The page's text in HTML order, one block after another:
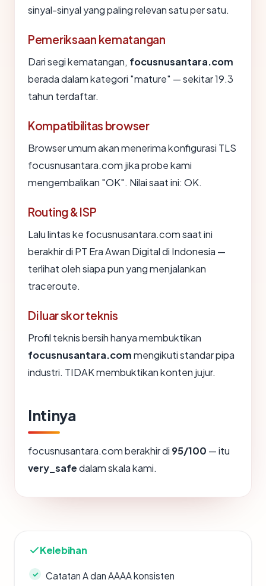
sinyal-sinyal yang paling relevan satu per satu.
Pemeriksaan kematangan
Dari segi kematangan, focusnusantara.com
berada dalam kategori "mature" — sekitar 19.3
tahun terdaftar.
Kompatibilitas browser
Browser umum akan menerima konfigurasi TLS
focusnusantara.com jika probe kami
mengembalikan "OK". Nilai saat ini: OK.
Routing & ISP
Lalu lintas ke focusnusantara.com saat ini
berakhir di PT Era Awan Digital di Indonesia —
terlihat oleh siapa pun yang menjalankan
traceroute.
Di luar skor teknis
Profil teknis bersih hanya membuktikan
focusnusantara.commengikuti standar pipa
industri. TIDAK membuktikan konten jujur.
Intinya
focusnusantara.com berakhir di 95/100 — itu
very_safedalam skala kami.
Kelebihan
Catatan A dan AAAA konsisten